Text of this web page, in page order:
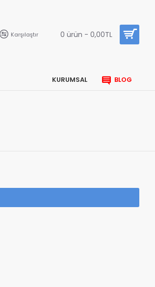
Karşılaştır 0 ürün - 0,00TL
KURUMSAL BLOG